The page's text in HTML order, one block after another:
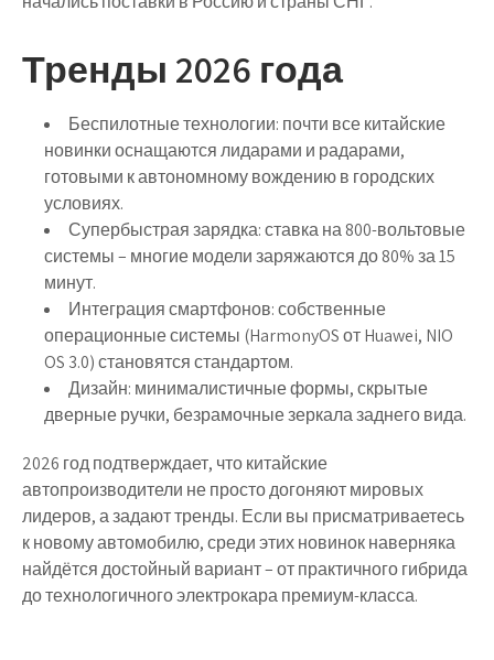
Тренды 2026 года
Беспилотные технологии: почти все китайские
новинки оснащаются лидарами и радарами,
готовыми к автономному вождению в городских
условиях.
Супербыстрая зарядка:ставка на 800-вольтовые
системы – многие модели заряжаются до 80% за 15
минут.
Интеграция смартфонов:собственные
операционные системы (HarmonyOS от Huawei, NIO
OS 3.0) становятся стандартом.
Дизайн: минималистичные формы, скрытые
дверные ручки, безрамочные зеркала заднего вида.
2026 год подтверждает, что китайские
автопроизводители не просто догоняют мировых
лидеров, а задают тренды. Если вы присматриваетесь
к новому автомобилю, среди этих новинок наверняка
найдётся достойный вариант – от практичного гибрида
до технологичного электрокара премиум-класса.